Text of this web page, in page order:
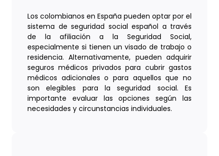
Los colombianos en España pueden optar por el
sistema de seguridad social español a través
de la afiliación a la Seguridad Social,
especialmente si tienen un visado de trabajo o
residencia. Alternativamente, pueden adquirir
seguros médicos privados para cubrir gastos
médicos adicionales o para aquellos que no
son elegibles para la seguridad social. Es
importante evaluar las opciones según las
necesidades y circunstancias individuales.